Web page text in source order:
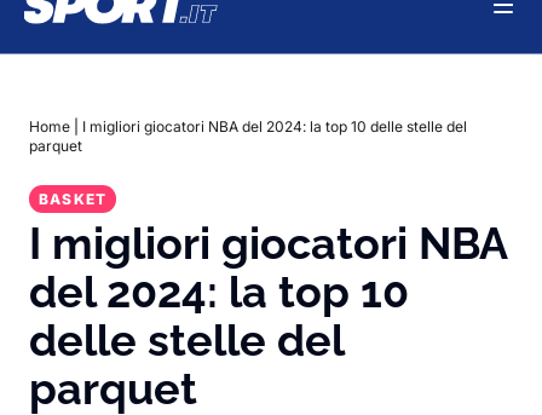
Home
I migliori giocatori NBA del 2024: la top 10 delle stelle del
parquet
BASKET
I migliori giocatori NBA
del 2024: la top 10
delle stelle del
parquet